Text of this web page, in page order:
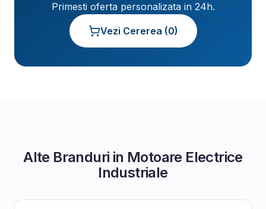
Primesti oferta personalizata in 24h.
Vezi Cererea (0)
Alte Branduri in Motoare Electrice
Industriale